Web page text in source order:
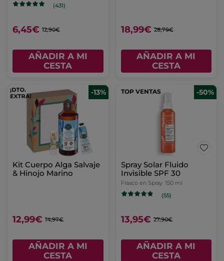
(431)
6,45€ 12,90€
AÑADIR A MI
CESTA
18,99€ 28,79€
AÑADIR A MI
CESTA
-13%
Kit Cuerpo Alga Salvaje
& Hinojo Marino
12,99€ 14,97€
AÑADIR A MI
CESTA
TOP VENTAS -50%
Spray Solar Fluido
Invisible SPF 30
Frasco en Spray 150 ml
(55)
13,95€ 27,90€
AÑADIR A MI
CESTA